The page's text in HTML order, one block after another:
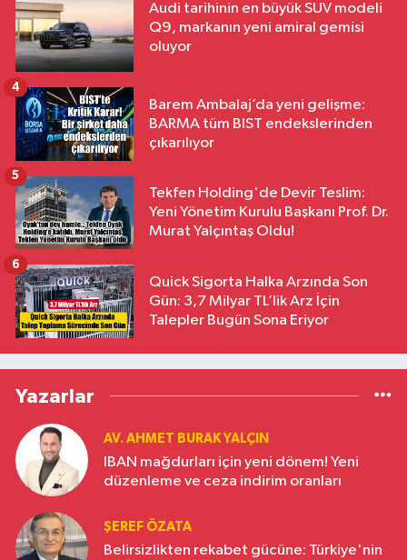
Audi tarihinin en büyük SUV modeli
Q9, markanın yeni amiral gemisi
oluyor
Barem Ambalaj’da yeni gelişme:
BARMA tüm BIST endekslerinden
çıkarılıyor
4
Tekfen Holding'de Devir Teslim:
Yeni Yönetim Kurulu Başkanı Prof. Dr.
Murat Yalçıntaş Oldu!
5
Quick Sigorta Halka Arzında Son
Gün: 3,7 Milyar TL’lik Arz İçin
Talepler Bugün Sona Eriyor
6
Yazarlar
AV. AHMET BURAK YALÇIN
IBAN mağdurları için yeni dönem! Yeni
düzenleme ve ceza indirim oranları
ŞEREF ÖZATA
Belirsizlikten rekabet gücüne: Türkiye'nin